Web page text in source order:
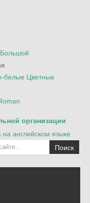
Большой
белые Цветные
организации
Поиск